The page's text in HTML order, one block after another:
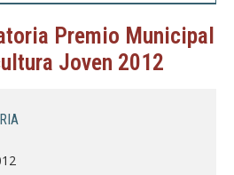
POSTGRADO
EXTENSIÓN
BIBLIOTECA
Premio Municipal
Joven 2012